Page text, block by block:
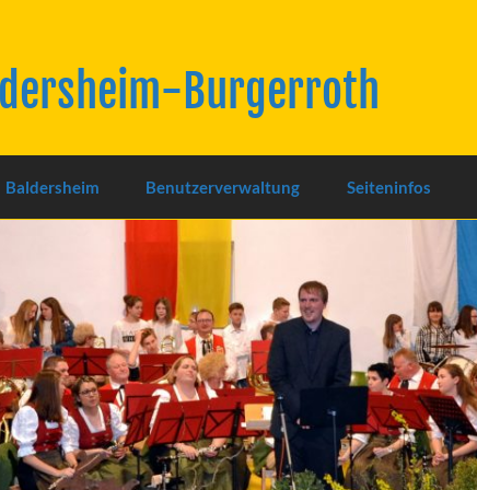
Burgerroth
Baldersheim Benutzerverwaltung Seiteninfos